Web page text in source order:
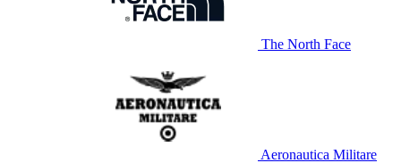
The North Face
Aeronautica Militare